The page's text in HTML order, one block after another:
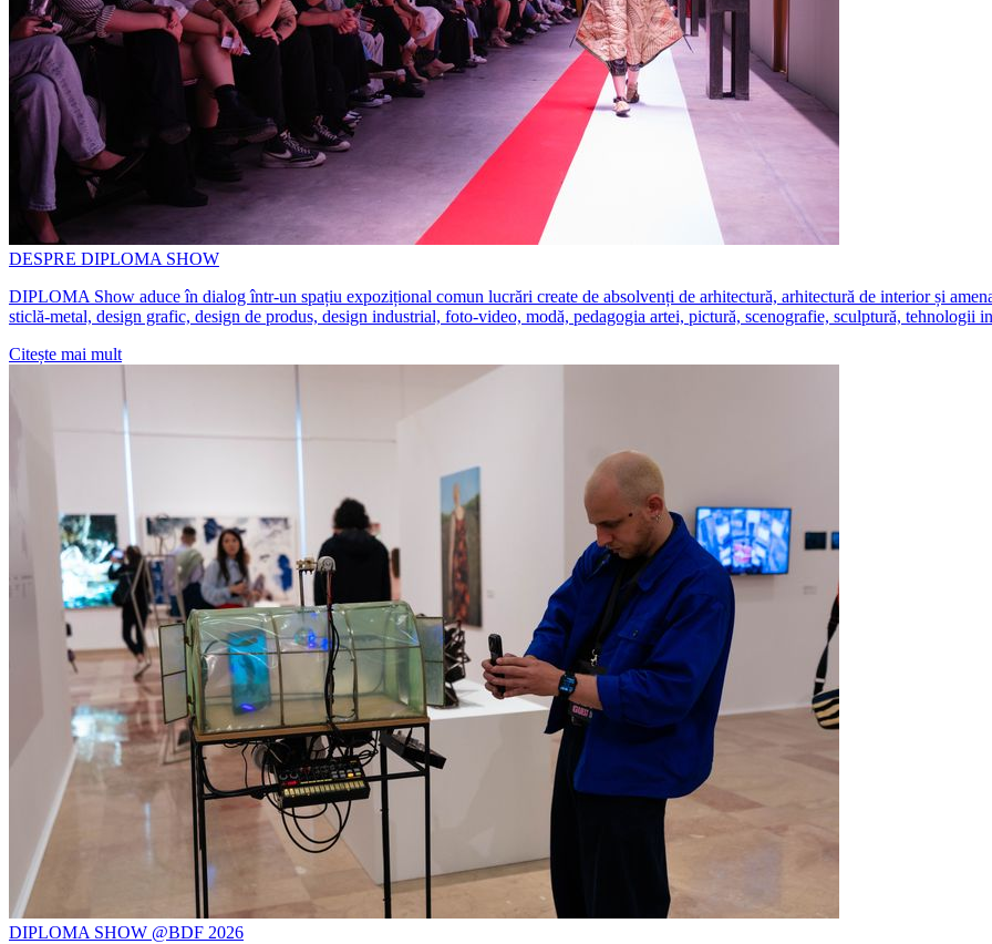
DESPRE DIPLOMA SHOW
DIPLOMA Show aduce în dialog într-un spațiu expozițional comun lucrări create de absolvenți de arhitectură, arhitectură de interior și
sticlă-metal, design grafic, design de produs, design industrial, foto-video, modă, pedagogia artei, pictură, scenografie, sculptură, tehnologii
Citește mai mult
DIPLOMA SHOW @BDF 2026